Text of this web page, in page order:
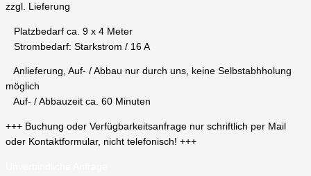
zzgl. Lieferung
Platzbedarf ca. 9 x 4 Meter
Strombedarf: Starkstrom / 16 A
Anlieferung, Auf- / Abbau nur durch uns, keine Selbstabhholung
möglich
Auf- / Abbauzeit ca. 60 Minuten
+++ Buchung oder Verfügbarkeitsanfrage nur schriftlich per Mail
oder Kontaktformular, nicht telefonisch! +++